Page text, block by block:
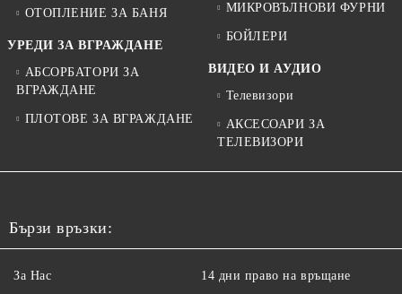
ОТОПЛЕНИЕ ЗА БАНЯ
УРЕДИ ЗА ВГРАЖДАНЕ
АБСОРБАТОРИ ЗА
ВГРАЖДАНЕ
ПЛОТОВЕ ЗА ВГРАЖДАНЕ
МИКРОВЪЛНОВИ ФУРНИ
БОЙЛЕРИ
ВИДЕО И АУДИО
Телевизори
АКСЕСОАРИ ЗА
ТЕЛЕВИЗОРИ
Бързи връзки:
За Нас 14 дни право на връщане